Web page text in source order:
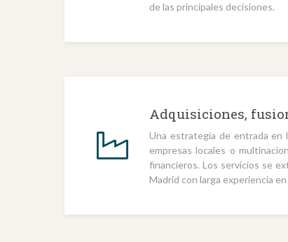
de las principales decisiones.
Adquisiciones,
Una estrategia de entrada en
empresas locales o
financieros. Los servicios se
Madrid con larga experiencia